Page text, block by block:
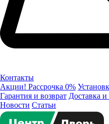
Контакты
Акции! Рассрочка 0%
Гарантия и возврат Доставка и
Новости Статьи